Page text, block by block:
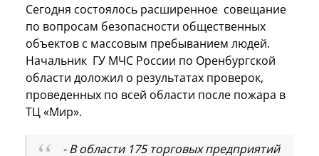
Сегодня состоялось расширенное совещание
по вопросам безопасности общественных
объектов с массовым пребыванием людей.
Начальник ГУ МЧС России по Оренбургской
области доложил о результатах проверок,
проведенных по всей области после пожара в
ТЦ «Мир».
- В области 175 торговых предприятий